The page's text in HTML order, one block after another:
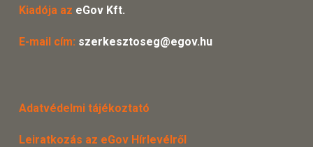
Kiadója az eGov Kft.
E-mail cím: szerkesztoseg@egov.hu
Adatvédelmi tájékoztató
Leiratkozás az eGov Hírlevélről